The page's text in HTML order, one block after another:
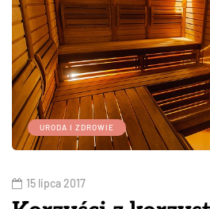
URODA I ZDROWIE
15 lipca 2017